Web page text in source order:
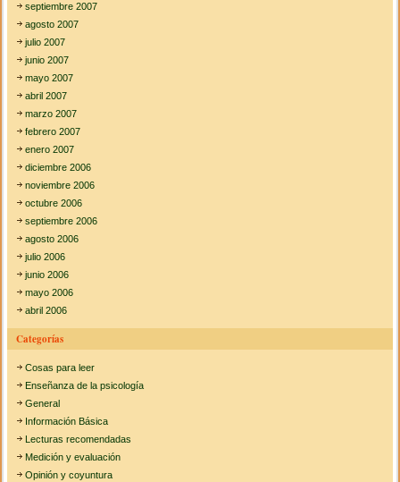
septiembre 2007
agosto 2007
julio 2007
junio 2007
mayo 2007
abril 2007
marzo 2007
febrero 2007
enero 2007
diciembre 2006
noviembre 2006
octubre 2006
septiembre 2006
agosto 2006
julio 2006
junio 2006
mayo 2006
abril 2006
Categorías
Cosas para leer
Enseñanza de la psicología
General
Información Básica
Lecturas recomendadas
Medición y evaluación
Opinión y coyuntura